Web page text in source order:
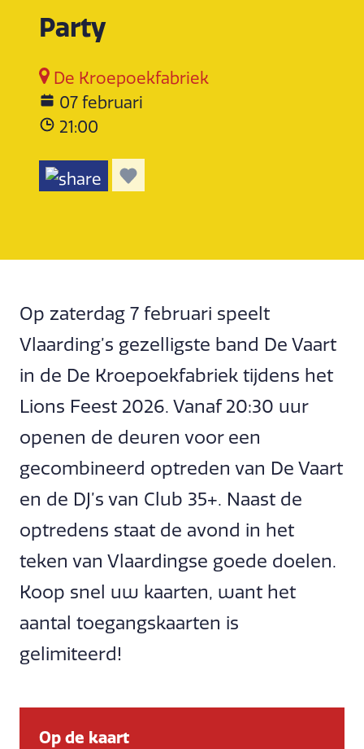
Party
De Kroepoekfabriek
07 februari
21:00
Op zaterdag 7 februari speelt
Vlaarding’s gezelligste band De Vaart
in de De Kroepoekfabriek tijdens het
Lions Feest 2026. Vanaf 20:30 uur
openen de deuren voor een
gecombineerd optreden van De Vaart
en de DJ’s van Club 35+. Naast de
optredens staat de avond in het
teken van Vlaardingse goede doelen.
Koop snel uw kaarten, want het
aantal toegangskaarten is
gelimiteerd!
Op de kaart